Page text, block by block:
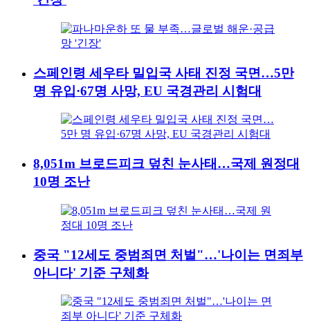
스페인령 세우타 밀입국 사태 진정 국면…5만
명 유입·67명 사망, EU 국경관리 시험대
8,051m 브로드피크 덮친 눈사태…국제 원정대
10명 조난
중국 "12세도 중범죄면 처벌"…'나이는 면죄부
아니다' 기준 구체화